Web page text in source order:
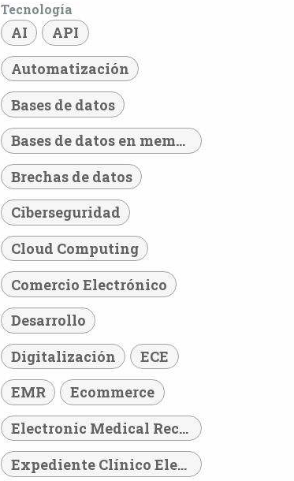
Tecnología
AI
API
Automatización
Bases de datos
Bases de datos en memoria
Brechas de datos
Ciberseguridad
Cloud Computing
Comercio Electrónico
Desarrollo
Digitalización
ECE
EMR
Ecommerce
Electronic Medical Record
Expediente Clínico Electrónico